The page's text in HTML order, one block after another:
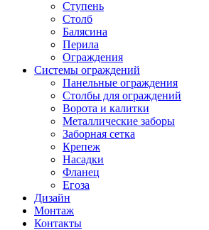
Ступень
Столб
Балясина
Перила
Ограждения
Системы ограждений
Панельные ограждения
Столбы для ограждений
Ворота и калитки
Металлические заборы
Заборная сетка
Крепеж
Насадки
Фланец
Егоза
Дизайн
Монтаж
Контакты